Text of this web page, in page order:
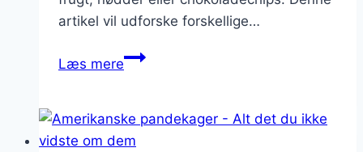
artikel vil udforske forskellige…
Læs mereAmericanske
bacon
og